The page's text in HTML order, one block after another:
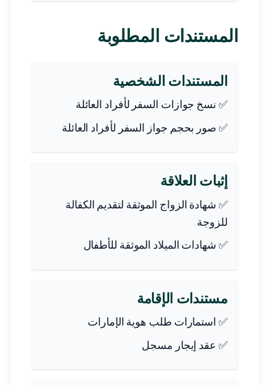
المستندات المطلوبة
المستندات الشخصية
✅ نسخ جوازات السفر لأفراد العائلة
✅ صور بحجم جواز السفر لأفراد العائلة
إثبات العلاقة
✅ شهادة الزواج الموثقة لتقديم الكفالة
للزوجة
✅ شهادات الميلاد الموثقة للأطفال
مستندات الإقامة
✅ استمارات طلب هوية الإمارات
✅ عقد إيجار مسجل